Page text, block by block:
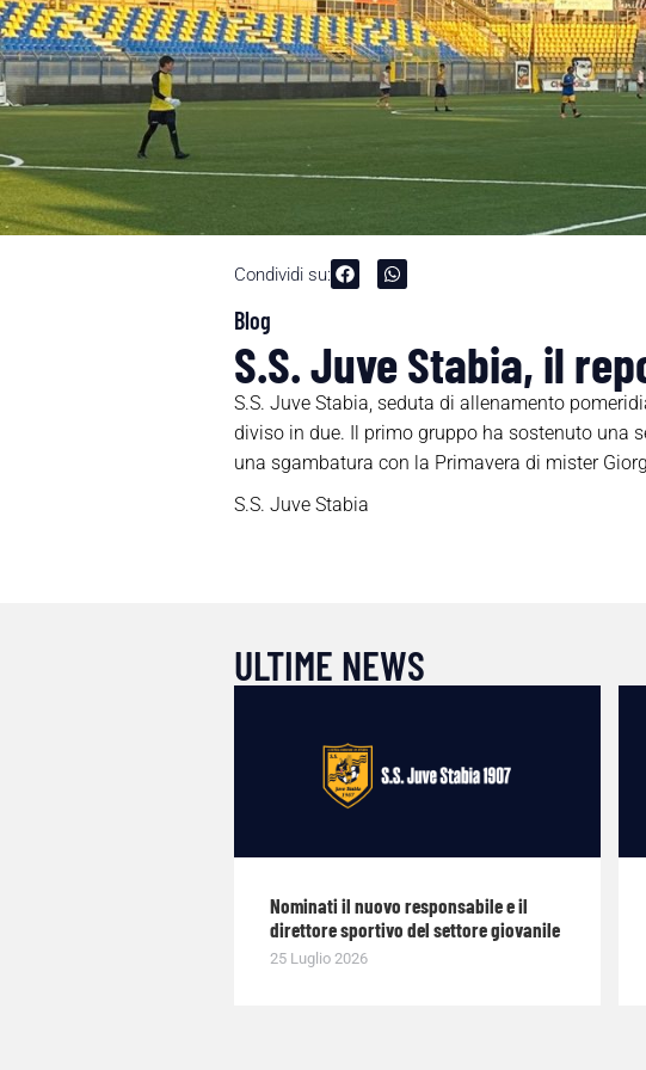
Condividi su:
Blog
S.S. Juve Stabia, il
S.S. Juve Stabia, seduta di allenamento
diviso in due. Il primo gruppo ha sostenuto una
una sgambatura con la Primavera di mister
S.S. Juve Stabia
ULTIME NEWS
Nominati il nuovo responsabile e il
direttore sportivo del settore giovanile
25 Luglio 2026